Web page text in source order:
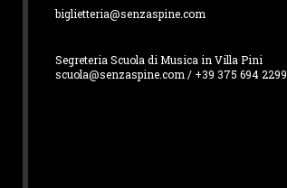
biglietteria@senzaspine.com
Segreteria Scuola di Musica in Villa Pini
scuola@senzaspine.com / +39 375 694 2299